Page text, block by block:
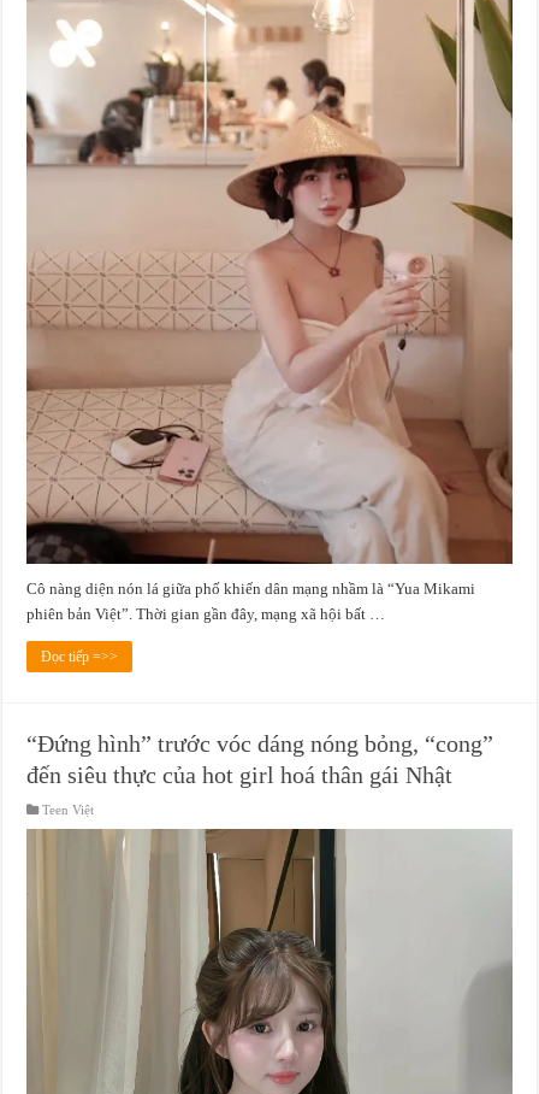
Cô nàng diện nón lá giữa phố khiến dân mạng nhầm là “Yua Mikami
phiên bản Việt”. Thời gian gần đây, mạng xã hội bất …
Đọc tiếp =>>
“Đứng hình” trước vóc dáng nóng bỏng, “cong”
đến siêu thực của hot girl hoá thân gái Nhật
Teen Việt